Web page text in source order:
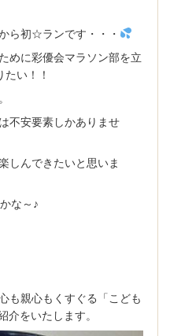
ら初☆ランです・・・
めに彩優会マラソン部を立
い！！
不安要素しかありませ
しんできたいと思いま
な～♪
も親心もくすぐる「こども
をいたします。